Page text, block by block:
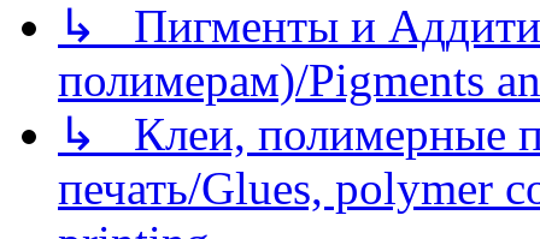
↳ Пигменты и
полимерам)/Pigments
↳ Клеи, полимерные
печать/Glues, polymer